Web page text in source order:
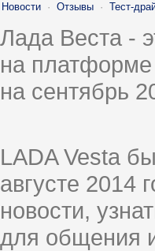
Новости · Отзывы · Тест-
Лада Веста -
на платформе
на сентябрь
LADA Vesta
августе 2014
новости,
для общения